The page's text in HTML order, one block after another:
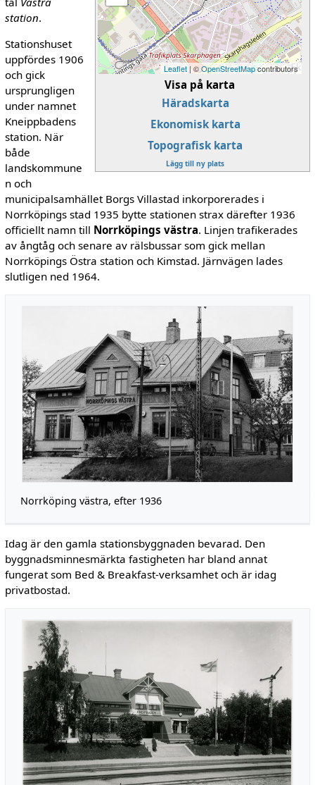
Leaflet| ©OpenStreetMapcontributors
Visa på karta
Häradskarta
Ekonomisk karta
Topografisk karta
Lägg till ny plats
station.
Stationshuset
uppfördes 1906
och gick
ursprungligen
under namnet
Kneippbadens
station. När
både
landskommune
n och
municipalsamhället Borgs Villastad inkorporerades i
Norrköpings stad 1935 bytte stationen strax därefter 1936
officiellt namn till Norrköpings västra. Linjen trafikerades
av ångtåg och senare av rälsbussar som gick mellan
Norrköpings Östra station och Kimstad. Järnvägen lades
slutligen ned 1964.
Norrköping västra, efter 1936
Idag är den gamla stationsbyggnaden bevarad. Den
byggnadsminnesmärkta fastigheten har bland annat
fungerat som Bed & Breakfast-verksamhet och är idag
privatbostad.